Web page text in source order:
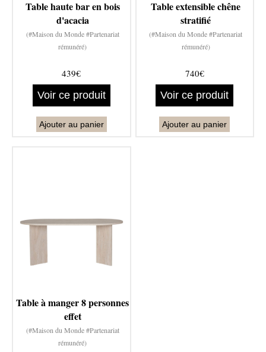
Table haute bar en bois
d'acacia
(#Maison du Monde #Partenariat
rémunéré)
439€
Voir ce produit
Ajouter au panier
Table extensible chêne
stratifié
(#Maison du Monde #Partenariat
rémunéré)
740€
Voir ce produit
Ajouter au panier
Table à manger 8 personnes
effet
(#Maison du Monde #Partenariat
rémunéré)